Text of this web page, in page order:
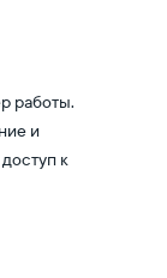
работы.
и
к